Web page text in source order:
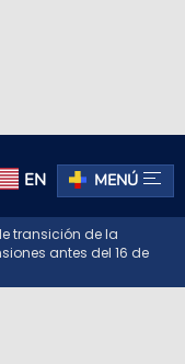
EN MENÚ
transición de la
antes del 16 de